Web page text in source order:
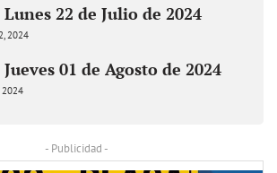
22 de Julio de 2024
2024
01 de Agosto de 2024
2024
- Publicidad -